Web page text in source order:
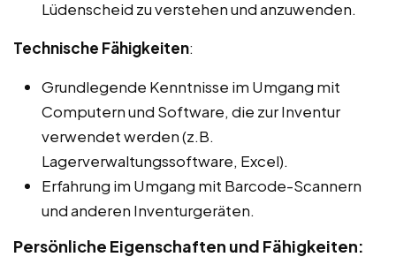
Lüdenscheid zu verstehen und anzuwenden.
Technische Fähigkeiten:
Grundlegende Kenntnisse im Umgang mit
Computern und Software, die zur Inventur
verwendet werden (z.B.
Lagerverwaltungssoftware, Excel).
Erfahrung im Umgang mit Barcode-Scannern
und anderen Inventurgeräten.
Persönliche Eigenschaften und Fähigkeiten: